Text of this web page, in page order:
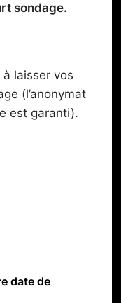
sondage.
à laisser vos
(l’anonymat
est garanti).
date de